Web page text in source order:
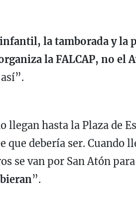
la tamborada y la
la FALCAP, no el
llegan hasta la Plaza de
debería ser. Cuando
se van por San Atón
”.